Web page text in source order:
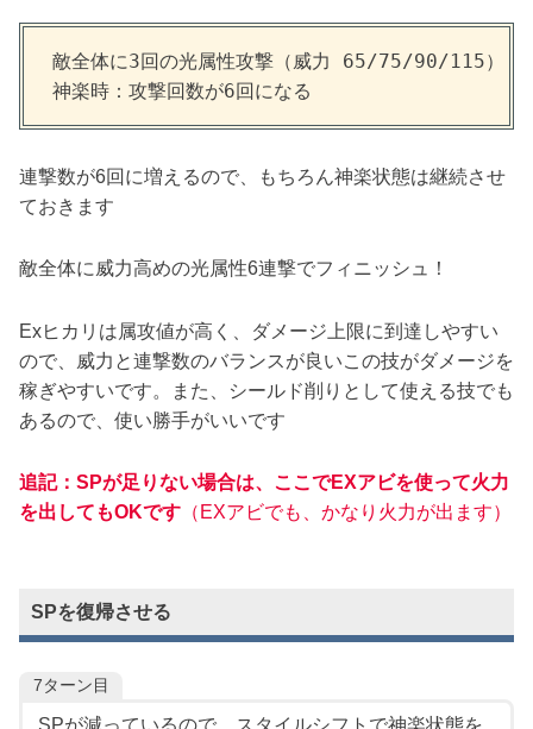
敵全体に3回の光属性攻撃（威力 65/75/90/115）
神楽時：攻撃回数が6回になる
連撃数が6回に増えるので、もちろん神楽状態は継続させ
ておきます
敵全体に威力高めの光属性6連撃でフィニッシュ！
Exヒカリは属攻値が高く、ダメージ上限に到達しやすい
ので、威力と連撃数のバランスが良いこの技がダメージを
稼ぎやすいです。また、シールド削りとして使える技でも
あるので、使い勝手がいいです
追記：SPが足りない場合は、ここでEXアビを使って火力
を出してもOKです （EXアビでも、かなり火力が出ます）
SPを復帰させる
7ターン目
SPが減っているので、スタイルシフトで神楽状態を